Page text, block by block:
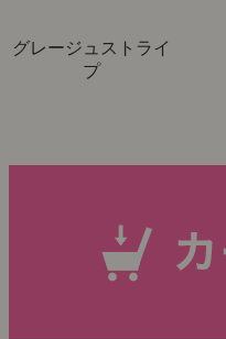
グレージュストライ
プ